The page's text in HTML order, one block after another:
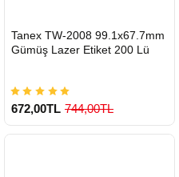
GÖNDERİ
Tanex TW-2008 99.1x67.7mm
Gümüş Lazer Etiket 200 Lü
672,00TL 744,00TL